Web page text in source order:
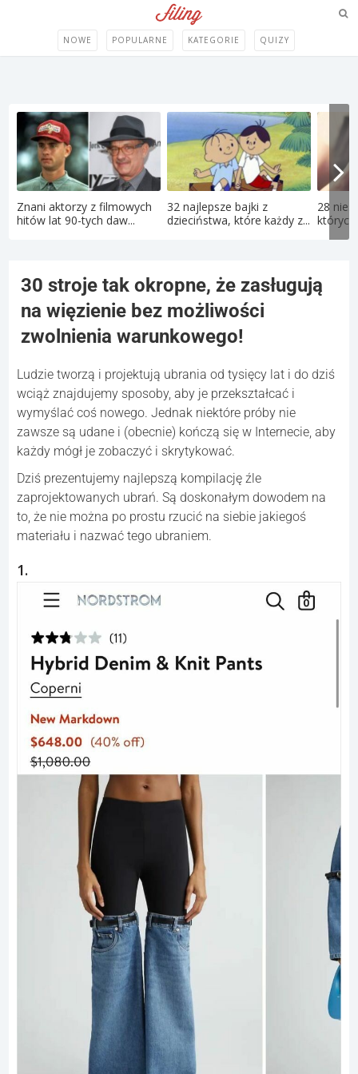
NOWE POPULARNE KATEGORIE QUIZY
Znani aktorzy z filmowych
hitów lat 90-tych daw...
32 najlepsze bajki z
dzieciństwa, które każdy z...
28
których
30 stroje tak okropne, że zasługują
na więzienie bez możliwości
zwolnienia warunkowego!
Ludzie tworzą i projektują ubrania od tysięcy lat i do dziś
wciąż znajdujemy sposoby, aby je przekształcać i
wymyślać coś nowego. Jednak niektóre próby nie
zawsze są udane i (obecnie) kończą się w Internecie, aby
każdy mógł je zobaczyć i skrytykować.
Dziś prezentujemy najlepszą kompilację źle
zaprojektowanych ubrań. Są doskonałym dowodem na
to, że nie można po prostu rzucić na siebie jakiegoś
materiału i nazwać tego ubraniem.
1.